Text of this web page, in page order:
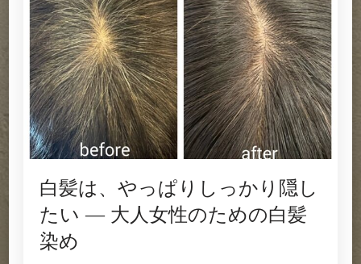
白髪は、やっぱりしっかり隠し
たい ― 大人女性のための白髪
染め